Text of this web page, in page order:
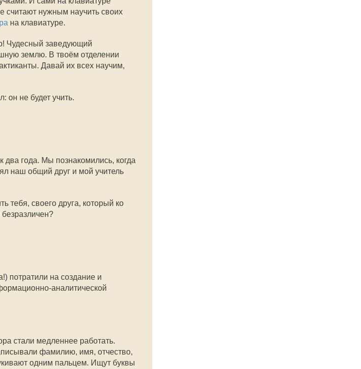
считают нужным научить своих
на клавиатуре.
Чудесный заведующий
землю. В твоём отделении
Давай их всех научим,
он не будет учить.
года. Мы познакомились, когда
наш общий друг и мой учитель
тебя, своего друга, который ко
потратили на создание и
аналитической
стали медленнее работать.
фамилию, имя, отчество,
одним пальцем. Ищут буквы